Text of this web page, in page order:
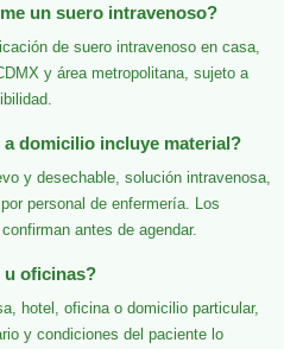
un suero intravenoso?
de suero intravenoso en casa,
y área metropolitana, sujeto a
domicilio incluye material?
y desechable, solución intravenosa,
personal de enfermería. Los
antes de agendar.
u oficinas?
hotel, oficina o domicilio particular,
y condiciones del paciente lo